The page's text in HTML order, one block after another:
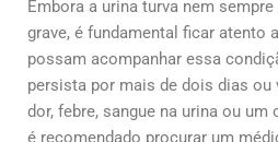
Embora a urina turva nem
grave, é fundamental ficar atento
possam acompanhar essa
persista por mais de dois dias ou
dor, febre, sangue na urina ou um
é recomendado procurar um